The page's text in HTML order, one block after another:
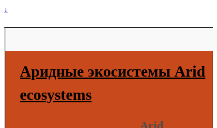
↓
Аридные экосистемы Arid
ecosystems